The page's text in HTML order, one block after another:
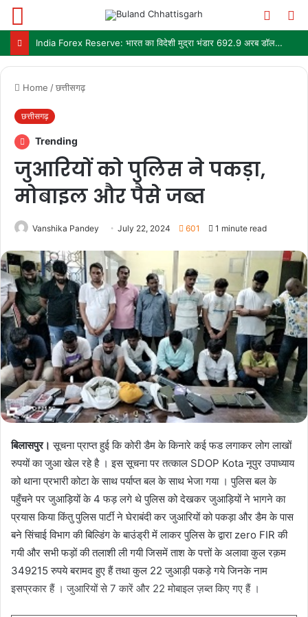
Switch
India Forex Reserve: भारत का विदेशी मुद्रा भंडार 692.9 अरब डॉलर पहुंचा, छह महीने में सबसे बड़ी साप्ताहिक बढ़त
Home /छत्तीसगढ़
छत्तीसगढ़
Trending
जुआरियों को पुलिस ने पकड़ा,
मोबाइल और पैसे जब्त
Vanshika Pandey July 22, 2024 601 1 minute read
बिलासपुर।सूचना प्राप्त हुई कि कोरी डैम के किनारे कई फड लगाकर लोग लाखों
रुपयों का जुआ खेल रहे है । इस सूचना पर तत्काल SDOP Kota नूपुर उपाध्याय
को थाना प्रभारी कोटा के साथ पर्याप्त बल के साथ भेजा गया । पुलिस बल के
पहुँचने पर जुआड़ियों के 4 फड़ लगे थे पुलिस को देखकर जुआड़ियों ने भागने का
प्रयास किया किंतु पुलिस पार्टी ने घेराबंदी कर जुआरियों को पकड़ा और डैम के पास
बने सिंचाई विभाग की बिल्डिंग के बाउंड्री में लाकर पुलिस के द्वारा zero FIR की
गयी और सभी फड़ों की तलाशी ली गयी जिसमें ताश के पत्तों के अलावा कुल रक़म
349215 रुपये बरामद हुए हैं तथा कुल 22 जुआड़ी पकड़े गये जिनके नाम
इसप्रकार हैं । जुआरियों से 7 कारें और 22 मोबाइल ज़ब्त किए गए हैं ।